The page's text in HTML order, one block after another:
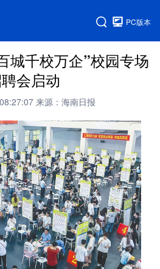
PC版本
城千校万企”校园专场
会启动
来源：海南日报